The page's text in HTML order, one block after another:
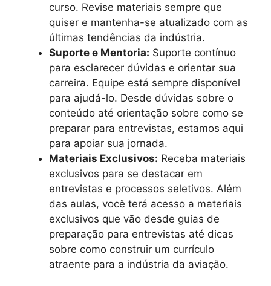
curso. Revise materiais sempre que
quiser e mantenha-se atualizado com as
últimas tendências da indústria.
Suporte e Mentoria: Suporte contínuo
para esclarecer dúvidas e orientar sua
carreira. Equipe está sempre disponível
para ajudá-lo. Desde dúvidas sobre o
conteúdo até orientação sobre como se
preparar para entrevistas, estamos aqui
para apoiar sua jornada.
Materiais Exclusivos: Receba materiais
exclusivos para se destacar em
entrevistas e processos seletivos. Além
das aulas, você terá acesso a materiais
exclusivos que vão desde guias de
preparação para entrevistas até dicas
sobre como construir um currículo
atraente para a indústria da aviação.